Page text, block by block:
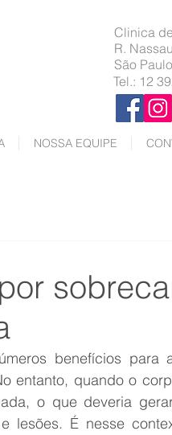
Clinica
R.
São
Tel.: 12
NOSSA EQUIPE
benefícios para
entanto, quando o
o que deveria
lesões. É nesse